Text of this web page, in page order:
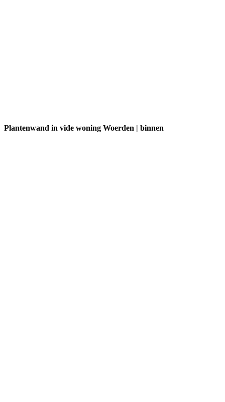
Plantenwand in vide woning Woerden | binnen